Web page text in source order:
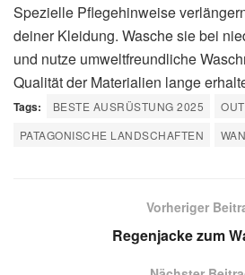
Spezielle Pflegehinweise
deiner Kleidung. Wasche sie bei
und nutze umweltfreundliche
Qualität der Materialien lange
Tags: BESTE AUSRÜSTUNG 2025
PATAGONISCHE LANDSCHAFTEN
Vorheriger
Regenjacke zum